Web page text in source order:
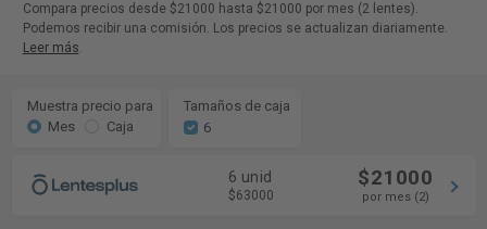
Compara precios desde $21000 hasta $21000 por mes (2 lentes).
Podemos recibir una comisión. Los precios se actualizan diariamente.
Leer más.
Muestra precio para
Mes
Caja
Tamaños de caja
6
6 unid
$63000
$21000
por mes (2)